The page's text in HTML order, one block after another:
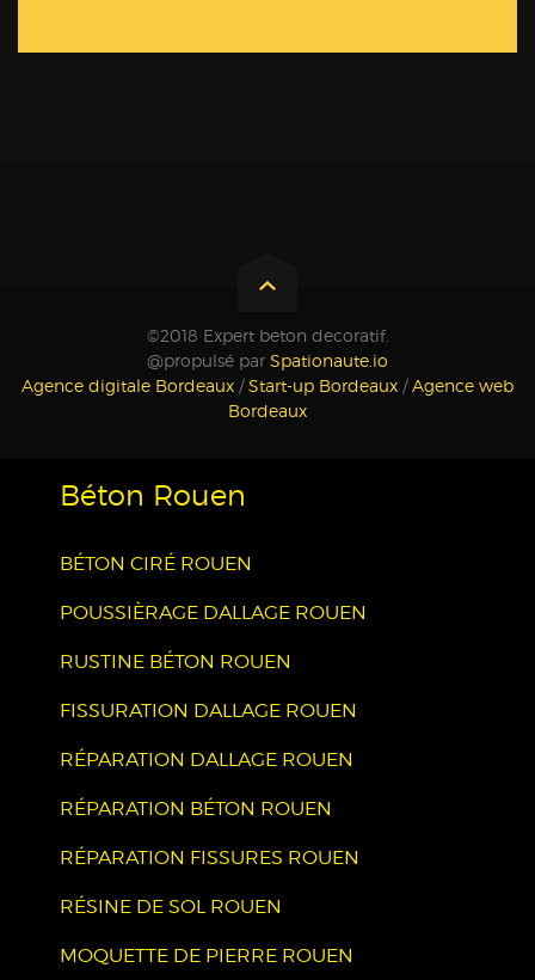
©2018 Expert beton decoratif.
@propulsé par Spationaute.io
Agence digitale Bordeaux /Start-up Bordeaux /Agence web
Bordeaux
Béton Rouen
BÉTON CIRÉ ROUEN
POUSSIÈRAGE DALLAGE ROUEN
RUSTINE BÉTON ROUEN
FISSURATION DALLAGE ROUEN
RÉPARATION DALLAGE ROUEN
RÉPARATION BÉTON ROUEN
RÉPARATION FISSURES ROUEN
RÉSINE DE SOL ROUEN
MOQUETTE DE PIERRE ROUEN